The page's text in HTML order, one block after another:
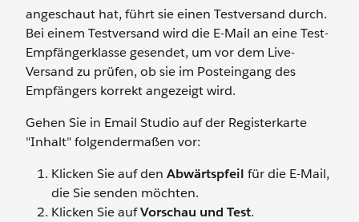
angeschaut hat, führt sie einen Testversand durch.
Bei einem Testversand wird die E-Mail an eine Test-
Empfängerklasse gesendet, um vor dem Live-
Versand zu prüfen, ob sie im Posteingang des
Empfängers korrekt angezeigt wird.
Gehen Sie in Email Studio auf der Registerkarte
"Inhalt" folgendermaßen vor:
Klicken Sie auf den Abwärtspfeil für die E-Mail,
die Sie senden möchten.
Klicken Sie aufVorschau und Test.